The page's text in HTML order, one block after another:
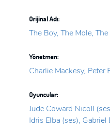
Orijinal Adı:
The Boy, The Mole,
Yönetmen:
Charlie Mackesy, Peter
Oyuncular:
Jude Coward Nicoll
Idris Elba (ses), Gabriel